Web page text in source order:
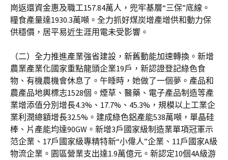
崗返還資金惠及職工157.84萬人，兜牢基層“三保”底線。
糧食產量達1930.3萬噸。全力抓好煤炭增產增供和動力保
供穩價，居平易近生涯用電未受影響。
（二）全力推進產業強省建設，新舊動能加速轉換。新增
農業產業化國家重點龍頭企業19戶，新認證登記綠色食
物、有機農機會休息了。午睡時，她做了一個夢。產品和
農產品地輿標志1528個。煙草、醫藥、電子產品制造等產
業增添值分別增長4.3%、17.7%、45.3%，規模以上工業企
業利潤總額增長32.5%。建成綠色鋁產能538萬噸，單晶硅
棒、片產能均達90GW。新增3戶國家級制造業單項冠軍示
范企業、17戶國家級專精特新“小偉人”企業、11戶國家A級
物流企業。園區營業支出達1.9萬億元。新認定10個4A級游